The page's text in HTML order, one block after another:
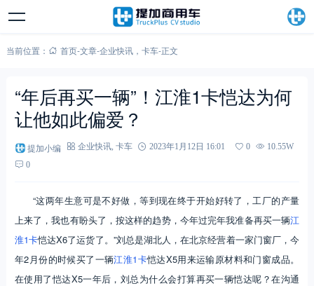
当前位置： 首页-文章-企业快讯， 卡车-正文
“年后再买一辆”！江淮1卡恺达为何
让他如此偏爱？
提加小编 企业快讯, 卡车 2023年1月12日 16:01 0
10.55W
0
“这两年生意可是不好做，等到现在终于开始好转了，工厂的产量
上来了，我也有盼头了，按这样的趋势，今年过完年我准备再买一辆江
淮1卡恺达X6了运货了。”刘总是湖北人，在北京经营着一家门窗厂，今
年2月份的时候买了一辆江淮1卡恺达X5用来运输原材料和门窗成品。
在使用了恺达X5一年后，刘总为什么会打算再买一辆恺达呢？在沟通